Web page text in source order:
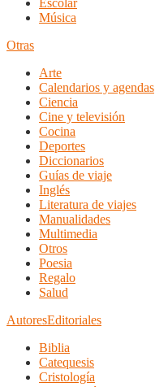
Escolar
Música
Otras
Arte
Calendarios y agendas
Ciencia
Cine y televisión
Cocina
Deportes
Diccionarios
Guías de viaje
Inglés
Literatura de viajes
Manualidades
Multimedia
Otros
Poesia
Regalo
Salud
AutoresEditoriales
Biblia
Catequesis
Cristología